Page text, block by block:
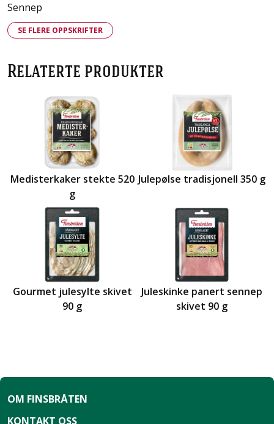
Sennep
SE FLERE OPPSKRIFTER
Relaterte produkter
Medisterkaker stekte 520
g
Julepølse tradisjonell 350 g
Gourmet julesylte skivet
90 g
Juleskinke panert sennep
skivet 90 g
OM FINSBRÅTEN
KONTAKT OSS